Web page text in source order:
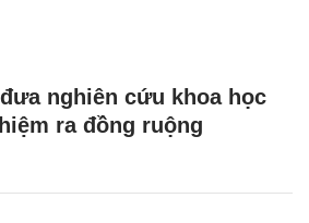
nghiên cứu khoa học
ra đồng ruộng